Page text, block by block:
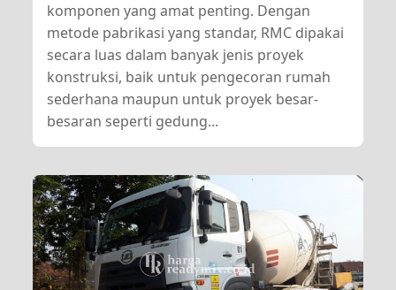
komponen yang amat penting. Dengan
metode pabrikasi yang standar, RMC dipakai
secara luas dalam banyak jenis proyek
konstruksi, baik untuk pengecoran rumah
sederhana maupun untuk proyek besar-
besaran seperti gedung...